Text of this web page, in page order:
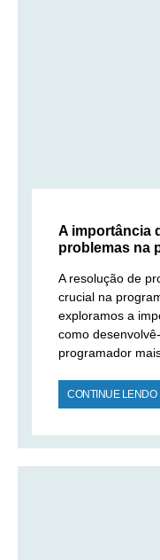
A importância
problemas na
A resolução de
crucial na
exploramos a
como
programador
CONTINUE